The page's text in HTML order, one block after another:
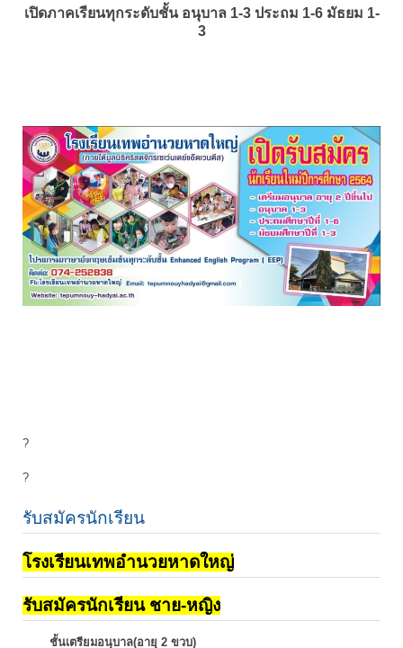
เปิดภาคเรียนทุกระดับชั้น อนุบาล 1-3 ประถม 1-6 มัธยม 1-
3
?
?
รับสมัครนักเรียน
โรงเรียนเทพอำนวยหาดใหญ่
รับสมัครนักเรียน ชาย-หญิง
ชั้นเตรียมอนุบาล(อายุ 2 ขวบ)